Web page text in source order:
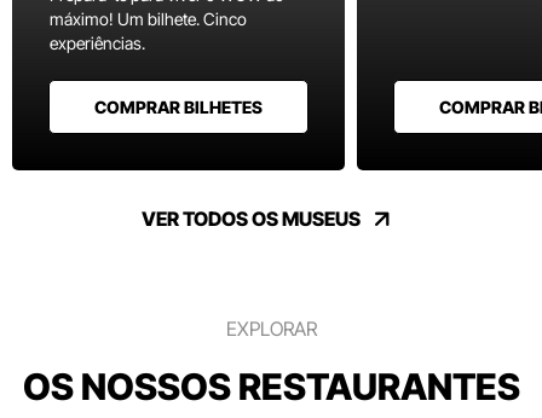
máximo! Um bilhete. Cinco
experiências.
COMPRAR BILHETES COMPRAR
VER TODOS OS MUSEUS
EXPLORAR
OS NOSSOS RESTAURANTES